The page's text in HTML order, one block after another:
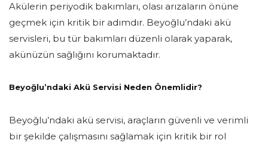
Akülerin periyodik bakımları, olası arızaların önüne
geçmek için kritik bir adımdır. Beyoğlu’ndaki akü
servisleri, bu tür bakımları düzenli olarak yaparak,
akünüzün sağlığını korumaktadır.
Beyoğlu’ndaki Akü Servisi Neden Önemlidir?
Beyoğlu’ndaki akü servisi, araçların güvenli ve verimli
bir şekilde çalışmasını sağlamak için kritik bir rol